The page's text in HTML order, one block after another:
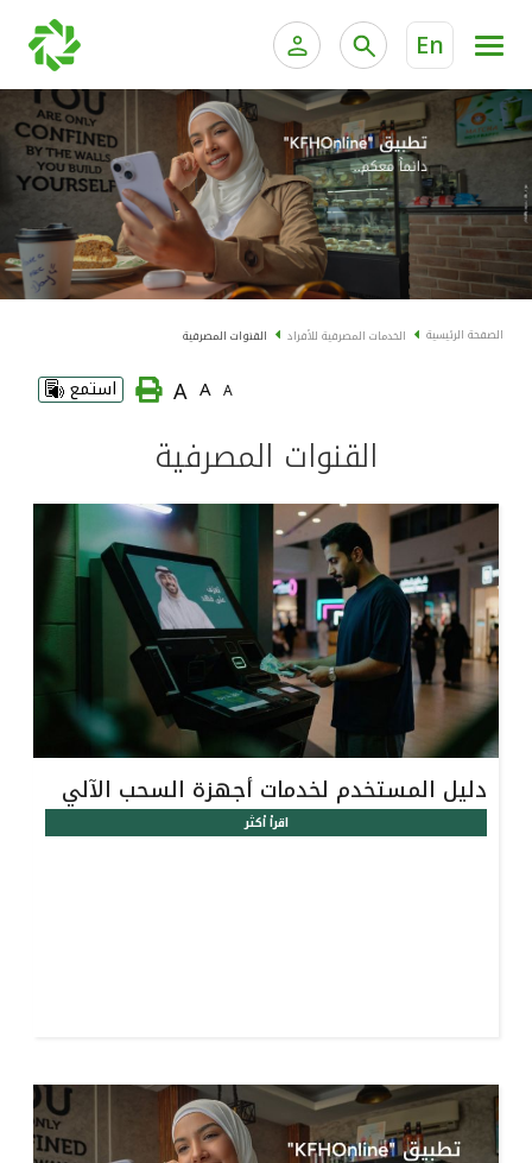
En
الخدمات المصرفية الإلكترونية للأفراد
الخدمات المصرفية الإلكترونية للشركات
خدمة "بيتك" للتداول الإلكتروني
الخدمات المصرفية للأفراد الخدمات المالية الخاصة
الحسابات المصرفية
البطاقات
الاستثمار
القنوات المصرفية
أدوات وخدمات
خدمات ما بعد البيع
اتصل بنا
مصر
الصفحة الرئيسية الخدمات المصرفية للأفراد القنوات المصرفية
A
A
A استمع
القنوات المصرفية
دليل المستخدم لخدمات أجهزة السحب الآلي
اقرأ أكثر